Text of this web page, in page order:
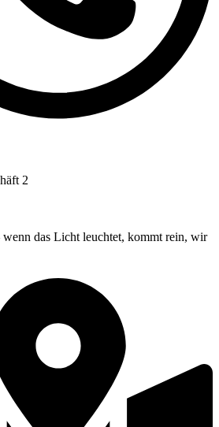
2
das Licht leuchtet, kommt rein, wir